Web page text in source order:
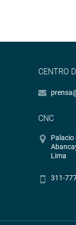
CENTRO
CNC
Palacio
Lima
311-